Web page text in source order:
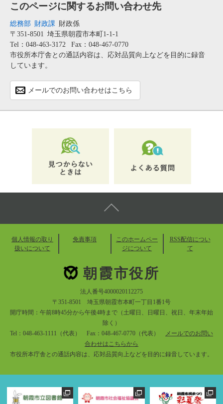
このページに関するお問い合わせ先
総務部 財政課 財政係
〒351-8501 埼玉県朝霞市本町1-1-1
Tel：048-463-3172
Fax：048-467-0770
市役所本庁舎との通話内容は、応対品質向上などを目的に録音
しています。
メールでのお問い合わせはこちら
個人情報の取り
扱いについて
免責事項
このホームペー
ジについて
RSS配信につい
て
朝霞市役所
法人番号4000020112275
〒351-8501 埼玉県朝霞市本町一丁目1番1号
開庁時間：午前8時45分から午後4時まで（土曜日、日曜日、祝日、年末年始
除く）
Tel：048-463-1111（代表） Fax：048-467-0770（代表）
メールでのお問い
合わせはこちらから
市役所本庁舎との通話内容は、応対品質向上などを目的に録音しています。